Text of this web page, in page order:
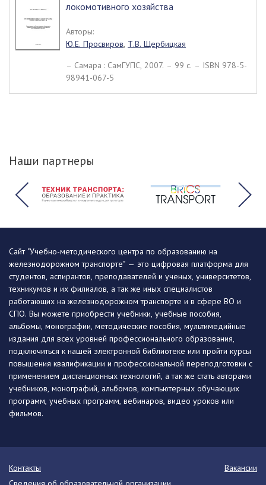
локомотивного хозяйства
Авторы:
Ю.Е. Просвиров, Т.В. Щербицкая
– Самара : СамГУПС, 2007. – 99 c. – ISBN 978-5-
98941-067-5
Наши партнеры
Сайт "Учебно-методического центра по образованию на
железнодорожном транспорте" — это цифровая платформа для
студентов, аспирантов, преподавателей и ученых, университетов,
техникумов и их филиалов, а так же иных специалистов
работающих на железнодорожном транспорте и в сфере ВО и
СПО. Вы можете приобрести учебники, учебные пособия,
альбомы, монографии, методические пособия, мультимедийные
издания для всех уровней профессионального образования,
подключиться к нашей электронной библиотеке или пройти курсы
повышения квалификации и профессиональной переподготовки с
применением дистанционных технологий, а так же стать авторами
учебников, монографий, альбомов, компьютерных обучающих
программ, учебных программ, вебинаров, видео уроков или
фильмов.
Контакты
Вакансии